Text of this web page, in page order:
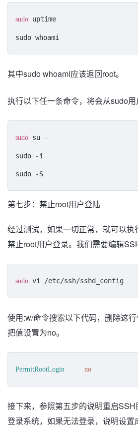
sudo uptime
sudo whoami
其中sudo whoami应该返回root。
执行以下任一条命令，将会从sudo用
sudo su -
sudo -i
sudo -S
第七步：禁止root用户登陆
经过测试，如果一切正常，就可以执
禁止root用户登录。我们需要编辑
sudo vi /etc/ssh/sshd_config
使用:w/命令搜索以下代码，删除这
把值设置为no。
PermitRootLogin no
接下来，参照第五步的说明重启
登录系统，如果无法登录，说明设置